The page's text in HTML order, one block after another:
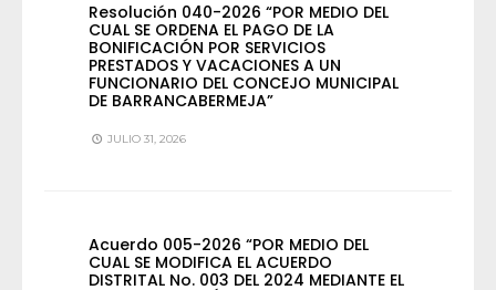
Resolución 040-2026 “POR MEDIO DEL
CUAL SE ORDENA EL PAGO DE LA
BONIFICACIÓN POR SERVICIOS
PRESTADOS Y VACACIONES A UN
FUNCIONARIO DEL CONCEJO MUNICIPAL
DE BARRANCABERMEJA”
JULIO 31, 2026
Acuerdo 005-2026 “POR MEDIO DEL
CUAL SE MODIFICA EL ACUERDO
DISTRITAL No. 003 DEL 2024 MEDIANTE EL